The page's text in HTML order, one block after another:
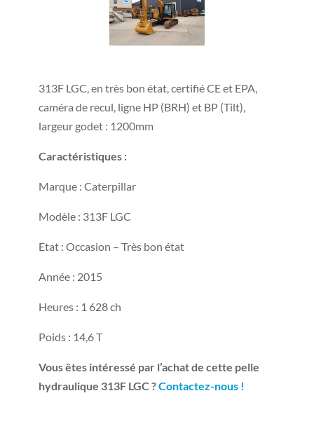
313F LGC, en très bon état, certifié CE et EPA,
caméra de recul, ligne HP (BRH) et BP (Tilt),
largeur godet : 1200mm
Caractéristiques :
Marque : Caterpillar
Modèle : 313F LGC
Etat : Occasion – Très bon état
Année : 2015
Heures : 1 628 ch
Poids : 14,6 T
Vous êtes intéressé par l’achat de cette pelle
hydraulique 313F LGC ?Contactez-nous !